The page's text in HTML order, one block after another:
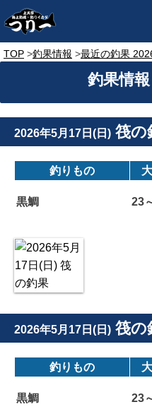
TOP 釣果情報 最近の釣果
釣果情報
2026年5月17日(日) 筏の
釣りもの
黒鯛 23
2026年5月17日(日) 筏の
釣りもの
黒鯛 23